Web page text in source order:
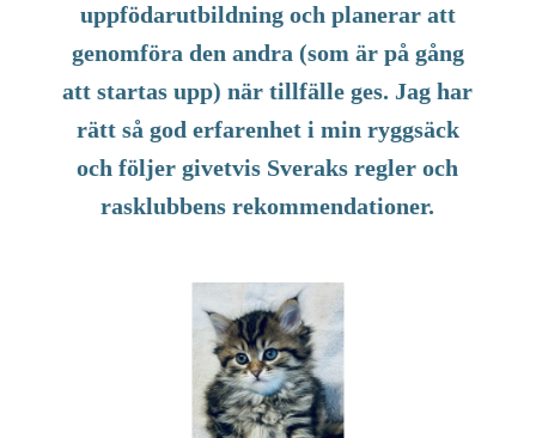
uppfödarutbildning och planerar att
genomföra den andra (som är på gång
att startas upp) när tillfälle ges. Jag har
rätt så god erfarenhet i min ryggsäck
och följer givetvis Sveraks regler och
rasklubbens rekommendationer.